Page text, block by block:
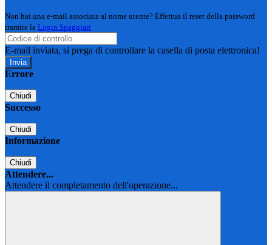
Non hai una e-mail associata al nome utente? Effettua il reset della password
tramite la Login Spaggiari
E-mail inviata, si prega di controllare la casella di posta elettronica!
Errore
Chiudi
Successo
Chiudi
Informazione
Chiudi
Attendere...
Attendere il completamento dell'operazione...